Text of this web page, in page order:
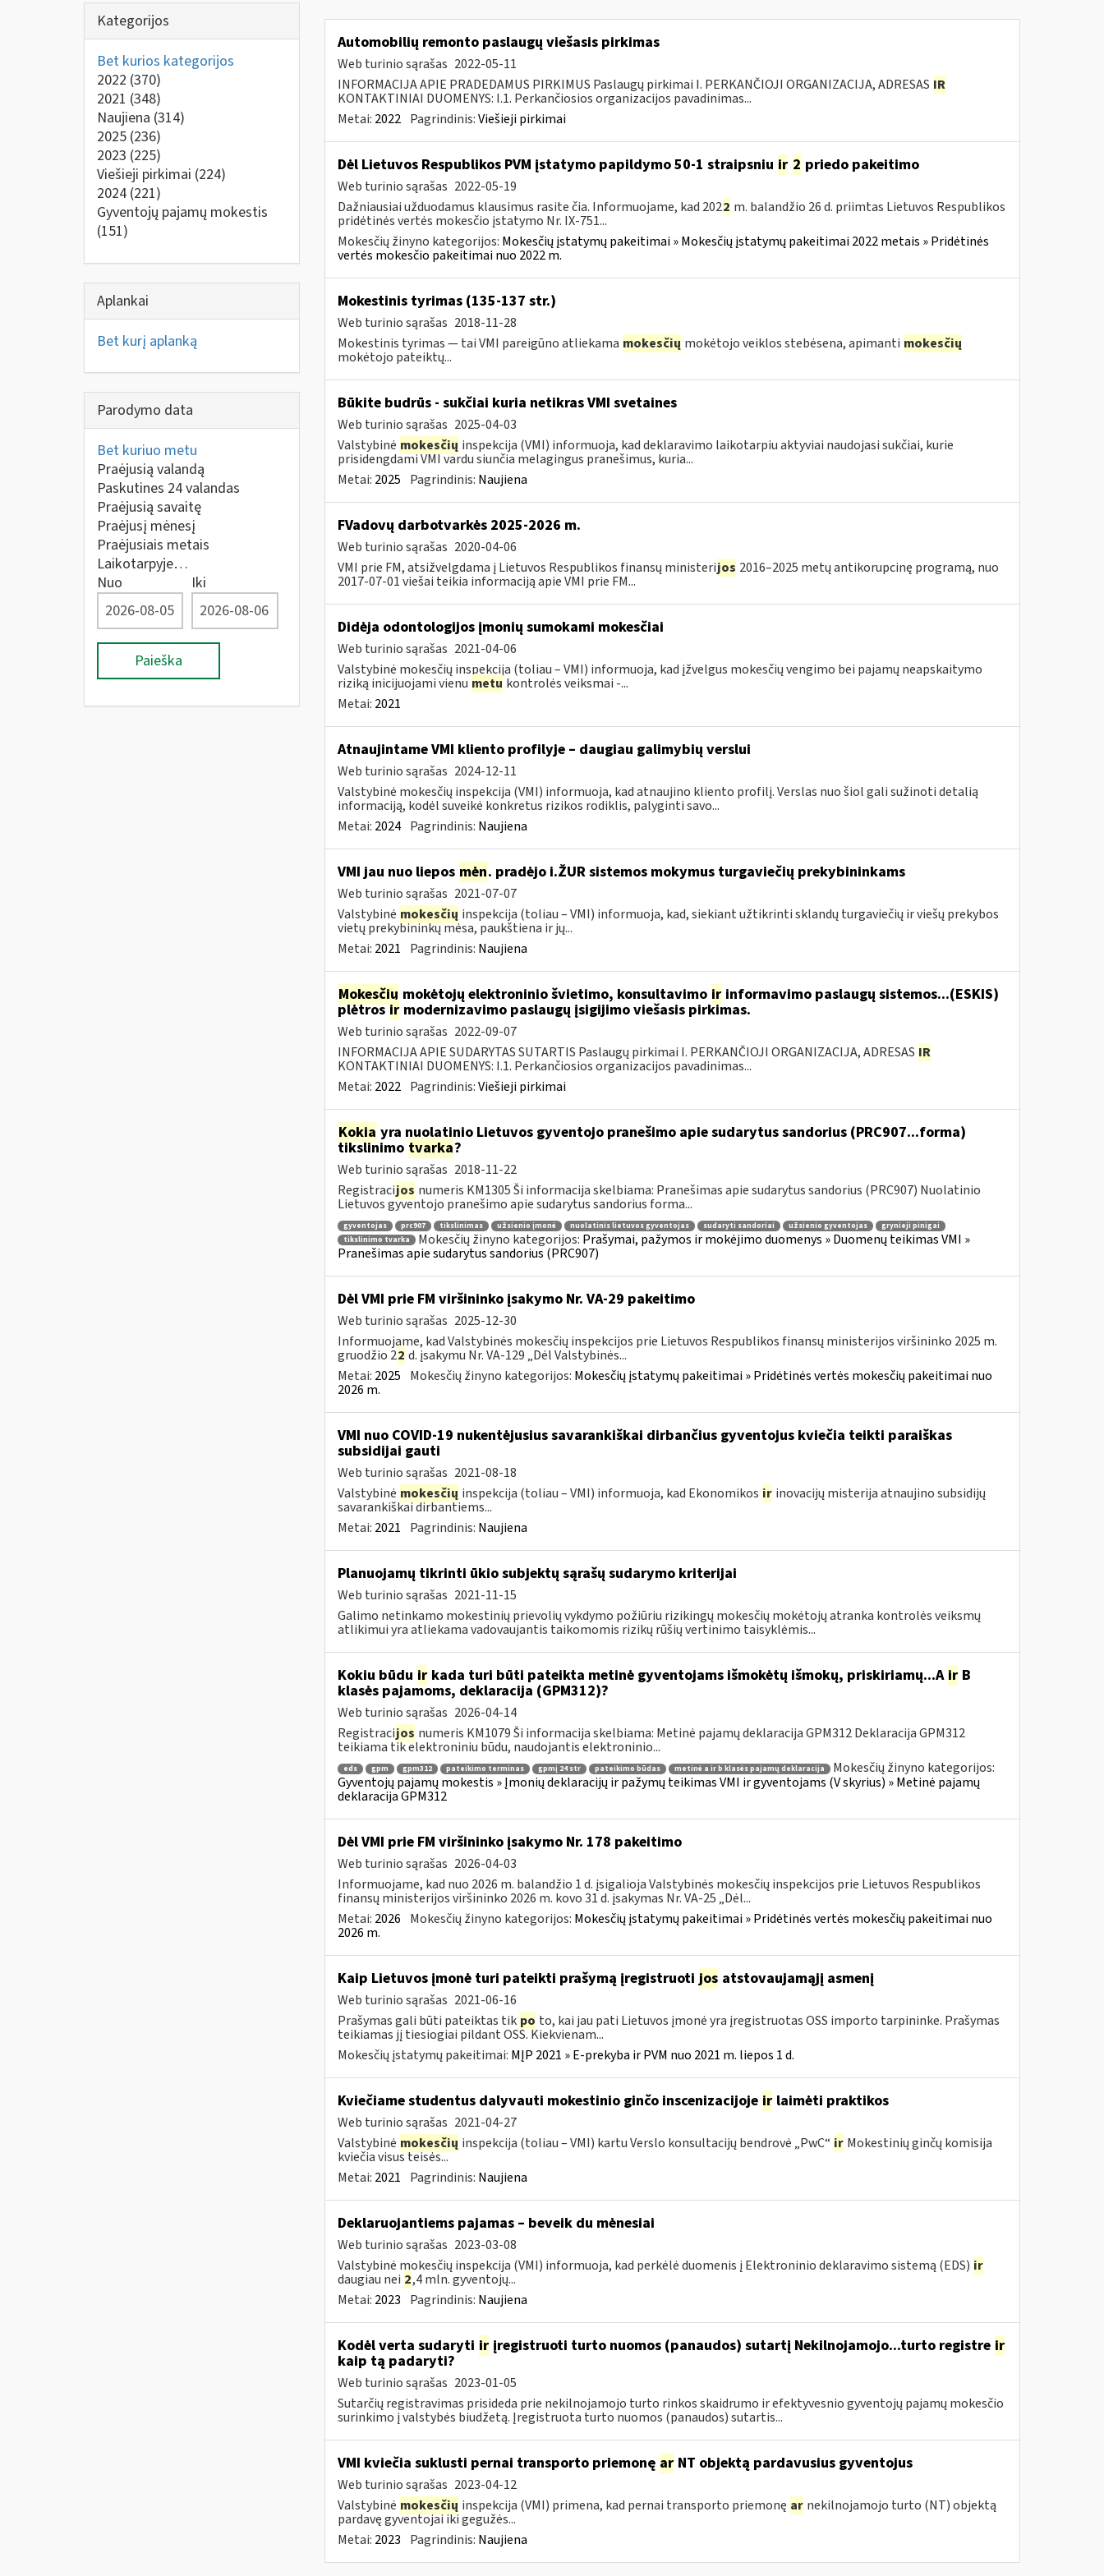
Kategorijos
Bet kurios kategorijos
2022 (370)
2021 (348)
Naujiena (314)
2025 (236)
2023 (225)
Viešieji pirkimai (224)
2024 (221)
Gyventojų pajamų mokestis
(151)
Aplankai
Bet kurį aplanką
Parodymo data
Bet kuriuo metu
Praėjusią valandą
Paskutines 24 valandas
Praėjusią savaitę
Praėjusį mėnesį
Praėjusiais metais
Laikotarpyje…
Nuo
Iki
Paieška
Automobilių remonto paslaugų viešasis pirkimas
Web turinio sąrašas 2022-05-11
INFORMACIJA APIE PRADEDAMUS PIRKIMUS Paslaugų pirkimai I. PERKANČIOJI ORGANIZACIJA, ADRESAS IR
KONTAKTINIAI DUOMENYS: I.1. Perkančiosios organizacijos pavadinimas...
Metai: 2022 Pagrindinis:Viešieji pirkimai
Dėl Lietuvos Respublikos PVM įstatymo papildymo 50-1 straipsniu ir 2 priedo pakeitimo
Web turinio sąrašas 2022-05-19
Dažniausiai užduodamus klausimus rasite čia. Informuojame, kad 2022 m. balandžio 26 d. priimtas Lietuvos Respublikos
pridėtinės vertės mokesčio įstatymo Nr. IX-751...
Mokesčių žinyno kategorijos: Mokesčių įstatymų pakeitimai » Mokesčių įstatymų pakeitimai 2022 metais » Pridėtinės
vertės mokesčio pakeitimai nuo 2022 m.
Mokestinis tyrimas (135-137 str.)
Web turinio sąrašas 2018-11-28
Mokestinis tyrimas — tai VMI pareigūno atliekama mokesčių mokėtojo veiklos stebėsena, apimanti mokesčių
mokėtojo pateiktų...
Būkite budrūs - sukčiai kuria netikras VMI svetaines
Web turinio sąrašas 2025-04-03
Valstybinė mokesčių inspekcija (VMI) informuoja, kad deklaravimo laikotarpiu aktyviai naudojasi sukčiai, kurie
prisidengdami VMI vardu siunčia melagingus pranešimus, kuria...
Metai: 2025 Pagrindinis: Naujiena
FVadovų darbotvarkės 2025-2026 m.
Web turinio sąrašas 2020-04-06
VMI prie FM, atsižvelgdama į Lietuvos Respublikos finansų ministerijos 2016–2025 metų antikorupcinę programą, nuo
2017-07-01 viešai teikia informaciją apie VMI prie FM...
Didėja odontologijos įmonių sumokami mokesčiai
Web turinio sąrašas 2021-04-06
Valstybinė mokesčių inspekcija (toliau – VMI) informuoja, kad įžvelgus mokesčių vengimo bei pajamų neapskaitymo
riziką inicijuojami vienu metu kontrolės veiksmai -...
Metai: 2021
Atnaujintame VMI kliento profilyje – daugiau galimybių verslui
Web turinio sąrašas 2024-12-11
Valstybinė mokesčių inspekcija (VMI) informuoja, kad atnaujino kliento profilį. Verslas nuo šiol gali sužinoti detalią
informaciją, kodėl suveikė konkretus rizikos rodiklis, palyginti savo...
Metai: 2024 Pagrindinis: Naujiena
VMI jau nuo liepos mėn. pradėjo i.ŽUR sistemos mokymus turgaviečių prekybininkams
Web turinio sąrašas 2021-07-07
Valstybinė mokesčių inspekcija (toliau – VMI) informuoja, kad, siekiant užtikrinti sklandų turgaviečių ir viešų prekybos
vietų prekybininkų mėsa, paukštiena ir jų...
Metai: 2021 Pagrindinis: Naujiena
Mokesčiųmokėtojų elektroninio švietimo, konsultavimo irinformavimo paslaugų sistemos...(ESKIS)
plėtrosirmodernizavimo paslaugų įsigijimo viešasis pirkimas.
Web turinio sąrašas 2022-09-07
INFORMACIJA APIE SUDARYTAS SUTARTIS Paslaugų pirkimai I. PERKANČIOJI ORGANIZACIJA, ADRESAS IR
KONTAKTINIAI DUOMENYS: I.1. Perkančiosios organizacijos pavadinimas...
Metai: 2022 Pagrindinis:Viešieji pirkimai
Kokia yra nuolatinio Lietuvos gyventojo pranešimo apie sudarytus sandorius (PRC907...forma)
tikslinimo tvarka?
Web turinio sąrašas 2018-11-22
Registracijos numeris KM1305 Ši informacija skelbiama: Pranešimas apie sudarytus sandorius (PRC907) Nuolatinio
Lietuvos gyventojo pranešimo apie sudarytus sandorius forma...
gyventojas prc907 tikslinimas užsienio įmonė nuolatinis lietuvos gyventojas sudaryti sandoriai užsienio gyventojas
grynieji pinigai
tikslinimo tvarka
Mokesčių žinyno kategorijos: Prašymai, pažymos ir mokėjimo duomenys » Duomenų teikimas VMI »
Pranešimas apie sudarytus sandorius (PRC907)
Dėl VMI prie FM viršininko įsakymo Nr. VA-29 pakeitimo
Web turinio sąrašas 2025-12-30
Informuojame, kad Valstybinės mokesčių inspekcijos prie Lietuvos Respublikos finansų ministerijos viršininko 2025 m.
gruodžio 22 d. įsakymu Nr. VA-129 „Dėl Valstybinės...
Metai: 2025 Mokesčių žinyno kategorijos: Mokesčių įstatymų pakeitimai » Pridėtinės vertės mokesčių pakeitimai nuo
2026 m.
VMI nuo COVID-19 nukentėjusius savarankiškai dirbančius gyventojus kviečia teikti paraiškas
subsidijai gauti
Web turinio sąrašas 2021-08-18
Valstybinė mokesčių inspekcija (toliau – VMI) informuoja, kad Ekonomikos ir inovacijų misterija atnaujino subsidijų
savarankiškai dirbantiems...
Metai: 2021 Pagrindinis: Naujiena
Planuojamų tikrinti ūkio subjektų sąrašų sudarymo kriterijai
Web turinio sąrašas 2021-11-15
Galimo netinkamo mokestinių prievolių vykdymo požiūriu rizikingų mokesčių mokėtojų atranka kontrolės veiksmų
atlikimui yra atliekama vadovaujantis taikomomis rizikų rūšių vertinimo taisyklėmis...
Kokiu būdu irkada turi būti pateikta metinė gyventojams išmokėtų išmokų, priskiriamų...A irB
klasės pajamoms, deklaracija (GPM312)?
Web turinio sąrašas 2026-04-14
Registracijos numeris KM1079 Ši informacija skelbiama: Metinė pajamų deklaracija GPM312 Deklaracija GPM312
teikiama tik elektroniniu būdu, naudojantis elektroninio...
eds gpm gpm312 pateikimo terminas gpmį 24 str pateikimo būdas metinė a ir b klasės pajamų deklaracija
Mokesčių žinyno kategorijos:
Gyventojų pajamų mokestis » Įmonių deklaracijų ir pažymų teikimas VMI ir gyventojams (V skyrius) » Metinė pajamų
deklaracija GPM312
Dėl VMI prie FM viršininko įsakymo Nr. 178 pakeitimo
Web turinio sąrašas 2026-04-03
Informuojame, kad nuo 2026 m. balandžio 1 d. įsigalioja Valstybinės mokesčių inspekcijos prie Lietuvos Respublikos
finansų ministerijos viršininko 2026 m. kovo 31 d. įsakymas Nr. VA-25 „Dėl...
Metai: 2026 Mokesčių žinyno kategorijos: Mokesčių įstatymų pakeitimai » Pridėtinės vertės mokesčių pakeitimai nuo
2026 m.
Kaip Lietuvos įmonė turi pateikti prašymą įregistruoti jos atstovaujamąjį asmenį
Web turinio sąrašas 2021-06-16
Prašymas gali būti pateiktas tik po to, kai jau pati Lietuvos įmonė yra įregistruotas OSS importo tarpininke. Prašymas
teikiamas jį tiesiogiai pildant OSS. Kiekvienam...
Mokesčių įstatymų pakeitimai: MĮP 2021 » E-prekyba ir PVM nuo 2021 m. liepos 1 d.
Kviečiame studentus dalyvauti mokestinio ginčo inscenizacijoje irlaimėti praktikos
Web turinio sąrašas 2021-04-27
Valstybinė mokesčių inspekcija (toliau – VMI) kartu Verslo konsultacijų bendrovė „PwC“ ir Mokestinių ginčų komisija
kviečia visus teisės...
Metai: 2021 Pagrindinis: Naujiena
Deklaruojantiems pajamas – beveik du mėnesiai
Web turinio sąrašas 2023-03-08
Valstybinė mokesčių inspekcija (VMI) informuoja, kad perkėlė duomenis į Elektroninio deklaravimo sistemą (EDS) ir
daugiau nei 2,4 mln. gyventojų...
Metai: 2023 Pagrindinis: Naujiena
Kodėl verta sudaryti irįregistruoti turto nuomos (panaudos) sutartį Nekilnojamojo...turto registre ir
kaip tą padaryti?
Web turinio sąrašas 2023-01-05
Sutarčių registravimas prisideda prie nekilnojamojo turto rinkos skaidrumo ir efektyvesnio gyventojų pajamų mokesčio
surinkimo į valstybės biudžetą. Įregistruota turto nuomos (panaudos) sutartis...
VMI kviečia suklusti pernai transporto priemonę arNT objektą pardavusius gyventojus
Web turinio sąrašas 2023-04-12
Valstybinė mokesčių inspekcija (VMI) primena, kad pernai transporto priemonę ar nekilnojamojo turto (NT) objektą
pardavę gyventojai iki gegužės...
Metai: 2023 Pagrindinis: Naujiena